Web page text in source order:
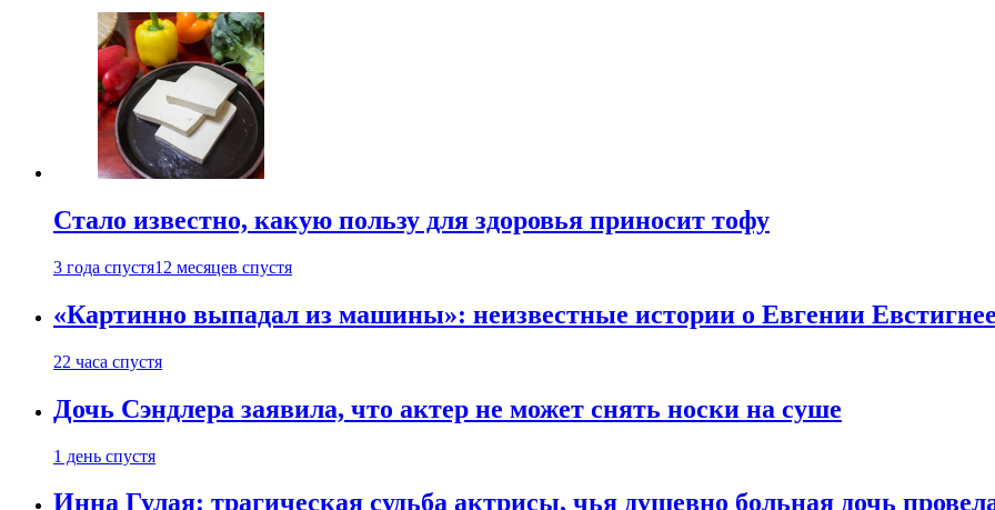
Стало известно, какую пользу для здоровья приносит тофу
3 года спустя12 месяцев спустя
«Картинно выпадал из машины»: неизвестные истории о Евгении
22 часа спустя
Дочь Сэндлера заявила, что актер не может снять носки на суше
1 день спустя
Инна Гулая: трагическая судьба актрисы, чья душевно больная дочь